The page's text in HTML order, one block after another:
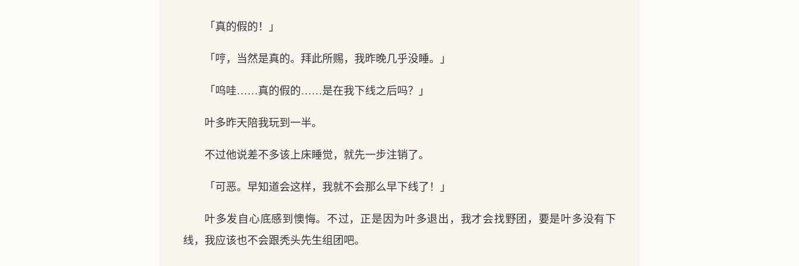
「真的假的！」
「哼，当然是真的。拜此所赐，我昨晚几乎没睡。」
「呜哇……真的假的……是在我下线之后吗？」
叶多昨天陪我玩到一半。
不过他说差不多该上床睡觉，就先一步注销了。
「可恶。早知道会这样，我就不会那么早下线了！」
叶多发自心底感到懊悔。不过，正是因为叶多退出，我才会找野团，要是叶多没有下
线，我应该也不会跟秃头先生组团吧。